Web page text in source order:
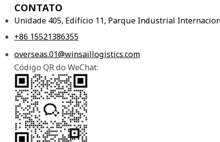
CONTATO
Unidade 405, Edifício 11, Parque Industrial
+86 15521386355
overseas.01@winsaillogistics.com
Código QR do WeChat: